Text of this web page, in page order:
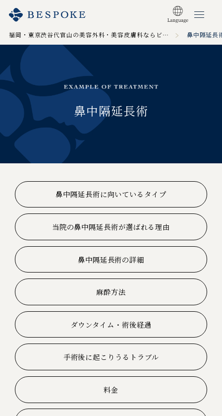
福岡・東京渋谷代官山の美容外科・美容皮膚科ならビスポーククリニック TOP 鼻中隔延長
鼻中隔延長術
鼻中隔延長術に向いているタイプ
当院の鼻中隔延長術が選ばれる理由
鼻中隔延長術の詳細
麻酔方法
ダウンタイム・術後経過
手術後に起こりうるトラブル
料金